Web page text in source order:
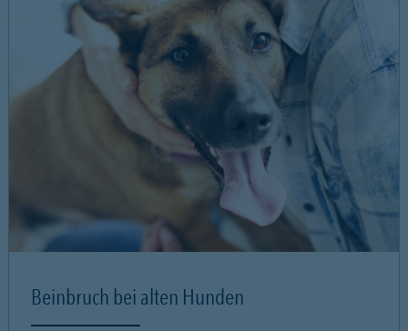
Beinbruch bei alten Hunden